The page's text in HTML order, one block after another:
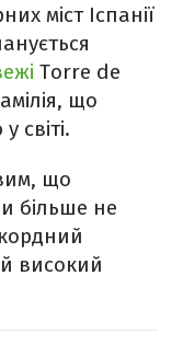
міст Іспанії
Torre de
що
світі.
що
більше не
високий